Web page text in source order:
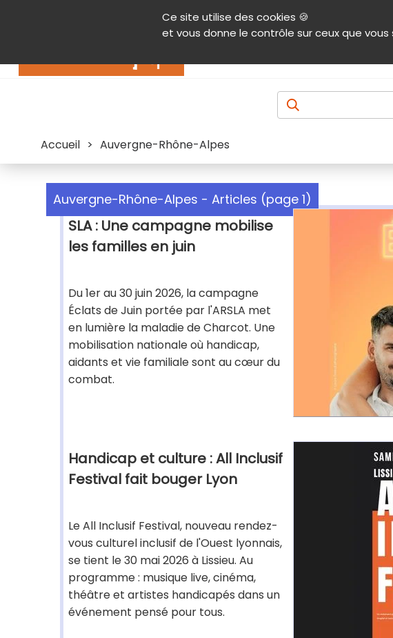
Ce site utilise des cookies 🍪
et vous donne le contrôle sur ceux que
Contenu Aide et accessibilité Menu principal
Produits &
Accueil > Auvergne-Rhône-Alpes
Auvergne-Rhône-Alpes - Articles (page 1)
SLA : Une campagne mobilise
les familles en juin
Du 1er au 30 juin 2026, la campagne
Éclats de Juin portée par l'ARSLA met
en lumière la maladie de Charcot. Une
mobilisation nationale où handicap,
aidants et vie familiale sont au cœur du
combat.
Handicap et culture : All Inclusif
Festival fait bouger Lyon
Le All Inclusif Festival, nouveau rendez-
vous culturel inclusif de l'Ouest lyonnais,
se tient le 30 mai 2026 à Lissieu. Au
programme : musique live, cinéma,
théâtre et artistes handicapés dans un
événement pensé pour tous.